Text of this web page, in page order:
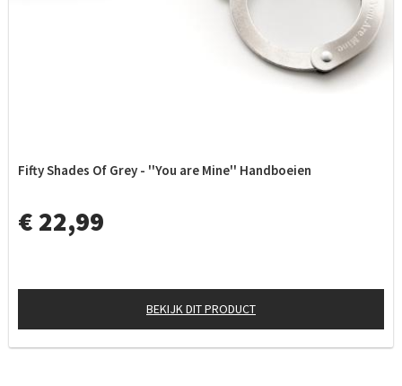
Fifty Shades Of Grey - ''You are Mine'' Handboeien
€ 22,99
BEKIJK DIT PRODUCT